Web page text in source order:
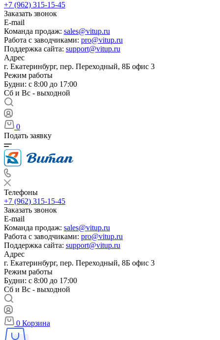
+7 (962) 315-15-45
Заказать звонок
E-mail
Команда продаж: sales@vitup.ru
Работа с заводчиками: pro@vitup.ru
Поддержка сайта: support@vitup.ru
Адрес
г. Екатеринбург, пер. Переходный, 8Б офис 3
Режим работы
Будни: с 8:00 до 17:00
Сб и Вс - выходной
0
Подать заявку
Телефоны
+7 (962) 315-15-45
Заказать звонок
E-mail
Команда продаж: sales@vitup.ru
Работа с заводчиками: pro@vitup.ru
Поддержка сайта: support@vitup.ru
Адрес
г. Екатеринбург, пер. Переходный, 8Б офис 3
Режим работы
Будни: с 8:00 до 17:00
Сб и Вс - выходной
0 Корзина